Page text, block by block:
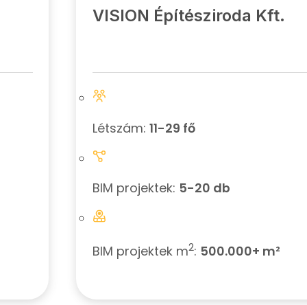
VISION Építésziroda Kft.
Létszám: 11-29 fő
BIM projektek: 5-20 db
BIM projektek m2: 500.000+ m²